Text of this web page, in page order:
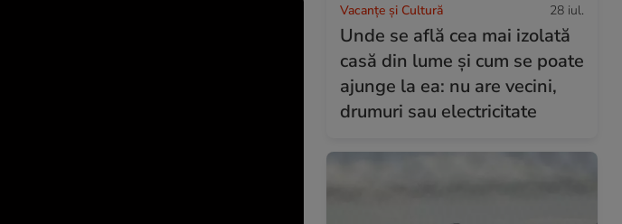
Vacanțe și Cultură 28 iul.
Unde se află cea mai izolată
casă din lume și cum se poate
ajunge la ea: nu are vecini,
drumuri sau electricitate